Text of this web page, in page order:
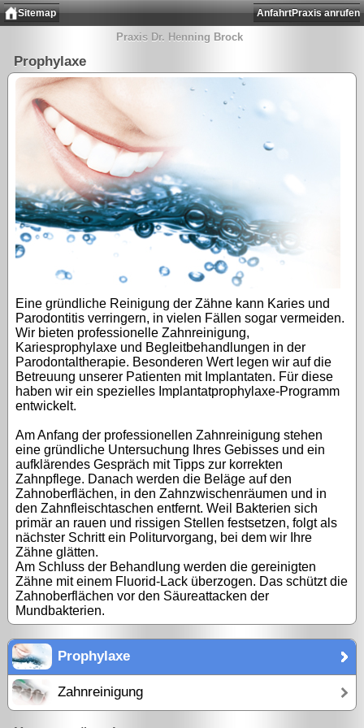
Sitemap Praxis anrufen
Anfahrt
Praxis Dr. Henning Brock
Prophylaxe
Eine gründliche Reinigung der Zähne kann Karies und
Parodontitis verringern, in vielen Fällen sogar vermeiden.
Wir bieten professionelle Zahnreinigung,
Kariesprophylaxe und Begleitbehandlungen in der
Parodontaltherapie. Besonderen Wert legen wir auf die
Betreuung unserer Patienten mit Implantaten. Für diese
haben wir ein spezielles Implantatprophylaxe-Programm
entwickelt.
Am Anfang der professionellen Zahnreinigung stehen
eine gründliche Untersuchung Ihres Gebisses und ein
aufklärendes Gespräch mit Tipps zur korrekten
Zahnpflege. Danach werden die Beläge auf den
Zahnoberflächen, in den Zahnzwischenräumen und in
den Zahnfleischtaschen entfernt. Weil Bakterien sich
primär an rauen und rissigen Stellen festsetzen, folgt als
nächster Schritt ein Politurvorgang, bei dem wir Ihre
Zähne glätten.
Am Schluss der Behandlung werden die gereinigten
Zähne mit einem Fluorid-Lack überzogen. Das schützt die
Zahnoberflächen vor den Säureattacken der
Mundbakterien.
Prophylaxe
Zahnreinigung